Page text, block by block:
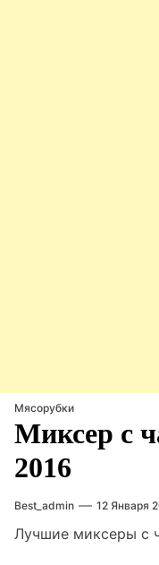
Мясорубки
Миксер с
2016
Best_admin 12 Января
Лучшие миксеры с